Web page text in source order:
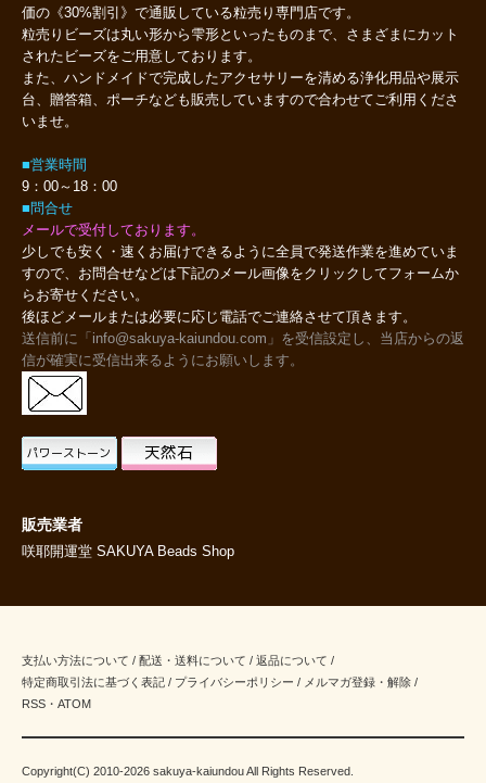
価の《30%割引》で通販している粒売り専門店です。
粒売りビーズは丸い形から雫形といったものまで、さまざまにカット
されたビーズをご用意しております。
また、ハンドメイドで完成したアクセサリーを清める浄化用品や展示
台、贈答箱、ポーチなども販売していますので合わせてご利用くださ
いませ。
■営業時間
9：00～18：00
■問合せ
メールで受付しております。
少しでも安く・速くお届けできるように全員で発送作業を進めていま
すので、お問合せなどは下記のメール画像をクリックしてフォームか
らお寄せください。
後ほどメールまたは必要に応じ電話でご連絡させて頂きます。
送信前に「info@sakuya-kaiundou.com」を受信設定し、当店からの返
信が確実に受信出来るようにお願いします。
販売業者
咲耶開運堂 SAKUYA Beads Shop
支払い方法について / 配送・送料について / 返品について /
特定商取引法に基づく表記 / プライバシーポリシー / メルマガ登録・解除 /
RSS ・ ATOM
Copyright(C) 2010-2026 sakuya-kaiundou All Rights Reserved.